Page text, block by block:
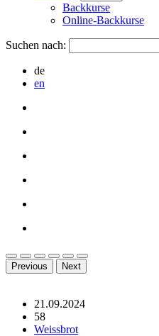
Backkurse
Online-Backkurse
Suchen nach:
de
en
Previous Next
21.09.2024
58
Weissbrot